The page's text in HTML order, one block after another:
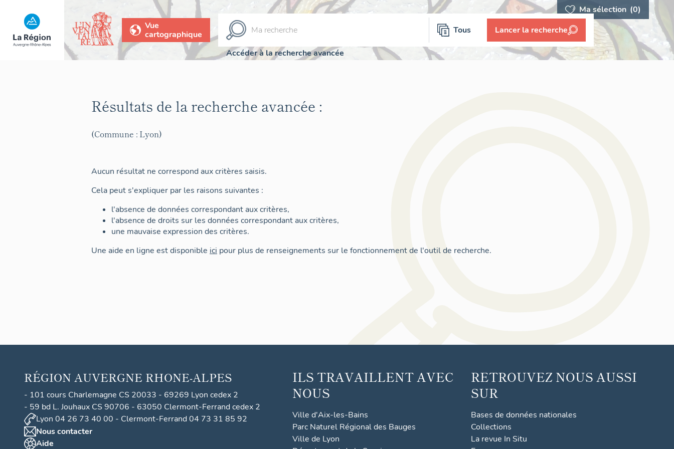
Ma sélection (0)
Vue
cartographique
Tous Lancer la recherche
Accéder à la recherche avancée
Résultats de la recherche avancée :
(Commune : Lyon)
Aucun résultat ne correspond aux critères saisis.
Cela peut s'expliquer par les raisons suivantes :
l'absence de données correspondant aux critères,
l'absence de droits sur les données correspondant aux critères,
une mauvaise expression des critères.
Une aide en ligne est disponible ici pour plus de renseignements sur le fonctionnement de l'outil de recherche.
RÉGION AUVERGNE RHONE-ALPES
- 101 cours Charlemagne CS 20033 - 69269 Lyon cedex 2
- 59 bd L. Jouhaux CS 90706 - 63050 Clermont-Ferrand cedex 2
Lyon 04 26 73 40 00 - Clermont-Ferrand 04 73 31 85 92
Nous contacter
Aide
ILS TRAVAILLENT AVEC
NOUS
Ville d'Aix-les-Bains
Parc Naturel Régional des Bauges
Ville de Lyon
RETROUVEZ NOUS AUSSI
SUR
Bases de données nationales
Collections
La revue In Situ